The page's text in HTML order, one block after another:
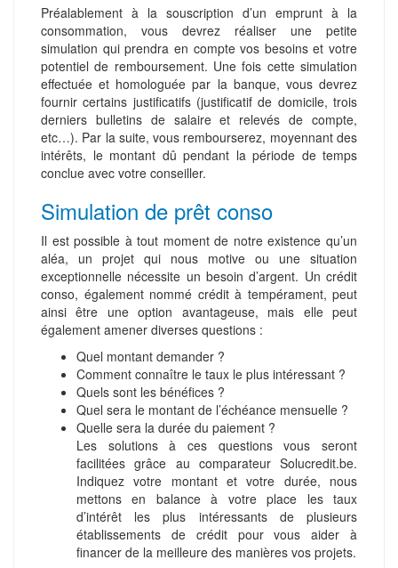
Préalablement à la souscription d’un emprunt à la
consommation, vous devrez réaliser une petite
simulation qui prendra en compte vos besoins et votre
potentiel de remboursement. Une fois cette simulation
effectuée et homologuée par la banque, vous devrez
fournir certains justificatifs (justificatif de domicile, trois
derniers bulletins de salaire et relevés de compte,
etc…). Par la suite, vous rembourserez, moyennant des
intérêts, le montant dû pendant la période de temps
conclue avec votre conseiller.
Simulation de prêt conso
Il est possible à tout moment de notre existence qu’un
aléa, un projet qui nous motive ou une situation
exceptionnelle nécessite un besoin d’argent. Un crédit
conso, également nommé crédit à tempérament, peut
ainsi être une option avantageuse, mais elle peut
également amener diverses questions :
Quel montant demander ?
Comment connaître le taux le plus intéressant ?
Quels sont les bénéfices ?
Quel sera le montant de l’échéance mensuelle ?
Quelle sera la durée du paiement ?
Les solutions à ces questions vous seront
facilitées grâce au comparateur Solucredit.be.
Indiquez votre montant et votre durée, nous
mettons en balance à votre place les taux
d’intérêt les plus intéressants de plusieurs
établissements de crédit pour vous aider à
financer de la meilleure des manières vos projets.